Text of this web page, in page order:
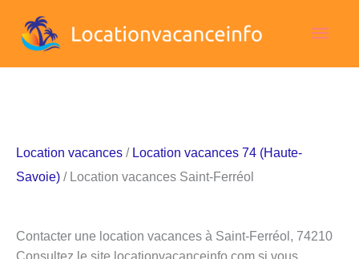
Location vacances / Location vacances 74 (Haute-
Savoie) / Location vacances Saint-Ferréol
Contacter une location vacances à Saint-Ferréol, 74210
Consultez le site locationvacanceinfo.com si vous